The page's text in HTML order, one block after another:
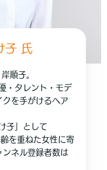
子氏
順子。
・タレント・モデ
クを手がけるヘア
子」として
を重ねた女性に寄
ンネル登録者数は